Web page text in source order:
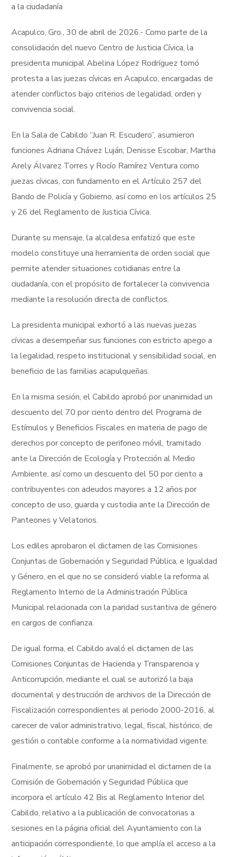
a la ciudadanía
Acapulco, Gro., 30 de abril de 2026.- Como parte de la
consolidación del nuevo Centro de Justicia Cívica, la
presidenta municipal Abelina López Rodríguez tomó
protesta a las juezas cívicas en Acapulco, encargadas de
atender conflictos bajo criterios de legalidad, orden y
convivencia social.
En la Sala de Cabildo “Juan R. Escudero”, asumieron
funciones Adriana Chávez Luján, Denisse Escobar, Martha
Arely Álvarez Torres y Rocío Ramírez Ventura como
juezas cívicas, con fundamento en el Artículo 257 del
Bando de Policía y Gobierno, así como en los artículos 25
y 26 del Reglamento de Justicia Cívica.
Durante su mensaje, la alcaldesa enfatizó que este
modelo constituye una herramienta de orden social que
permite atender situaciones cotidianas entre la
ciudadanía, con el propósito de fortalecer la convivencia
mediante la resolución directa de conflictos.
La presidenta municipal exhortó a las nuevas juezas
cívicas a desempeñar sus funciones con estricto apego a
la legalidad, respeto institucional y sensibilidad social, en
beneficio de las familias acapulqueñas.
En la misma sesión, el Cabildo aprobó por unanimidad un
descuento del 70 por ciento dentro del Programa de
Estímulos y Beneficios Fiscales en materia de pago de
derechos por concepto de perifoneo móvil, tramitado
ante la Dirección de Ecología y Protección al Medio
Ambiente, así como un descuento del 50 por ciento a
contribuyentes con adeudos mayores a 12 años por
concepto de uso, guarda y custodia ante la Dirección de
Panteones y Velatorios.
Los ediles aprobaron el dictamen de las Comisiones
Conjuntas de Gobernación y Seguridad Pública, e Igualdad
y Género, en el que no se consideró viable la reforma al
Reglamento Interno de la Administración Pública
Municipal relacionada con la paridad sustantiva de género
en cargos de confianza.
De igual forma, el Cabildo avaló el dictamen de las
Comisiones Conjuntas de Hacienda y Transparencia y
Anticorrupción, mediante el cual se autorizó la baja
documental y destrucción de archivos de la Dirección de
Fiscalización correspondientes al periodo 2000-2016, al
carecer de valor administrativo, legal, fiscal, histórico, de
gestión o contable conforme a la normatividad vigente.
Finalmente, se aprobó por unanimidad el dictamen de la
Comisión de Gobernación y Seguridad Pública que
incorpora el artículo 42 Bis al Reglamento Interior del
Cabildo, relativo a la publicación de convocatorias a
sesiones en la página oficial del Ayuntamiento con la
anticipación correspondiente, lo que amplía el acceso a la